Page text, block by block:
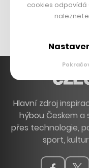
Originální hodinky
Nábytek z betonu
Hlavní zdroj
hýbou Českem
přes technologie,
sport,
cookies odpovídá